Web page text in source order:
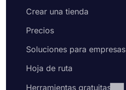
Crear una tienda
Precios
Soluciones para empresas
Hoja de ruta
Herramientas gratuitas